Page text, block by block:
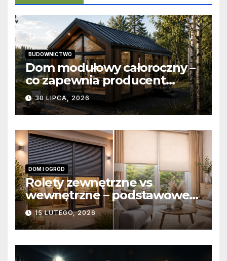
BUDOWNICTWO
Dom modułowy całoroczny –
co zapewnia producent
domów modułowych?
30 LIPCA, 2026
DOM I OGRÓD
Rolety zewnętrzne vs
wewnętrzne – podstawowe
różnice konstrukcyjne i
funkcjonalne
15 LUTEGO, 2026